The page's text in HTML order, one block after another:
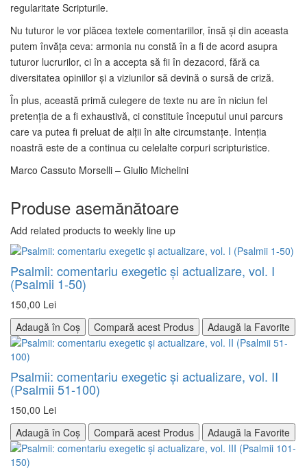
regularitate Scripturile.
Nu tuturor le vor plăcea textele comentariilor, însă şi din aceasta
putem învăţa ceva: armonia nu constă în a fi de acord asupra
tuturor lucrurilor, ci în a accepta să fii în dezacord, fără ca
diversitatea opiniilor şi a viziunilor să devină o sursă de criză.
În plus, această primă culegere de texte nu are în niciun fel
pretenţia de a fi exhaustivă, ci constituie începutul unui parcurs
care va putea fi preluat de alţii în alte circumstanţe. Intenţia
noastră este de a continua cu celelalte corpuri scripturistice.
Marco Cassuto Morselli – Giulio Michelini
Produse asemănătoare
Add related products to weekly line up
Psalmii: comentariu exegetic şi actualizare, vol. I
(Psalmii 1-50)
150,00 Lei
Adaugă în Coș
Compară acest Produs Adaugă la Favorite
Psalmii: comentariu exegetic şi actualizare, vol. II
(Psalmii 51-100)
150,00 Lei
Adaugă în Coș
Compară acest Produs Adaugă la Favorite